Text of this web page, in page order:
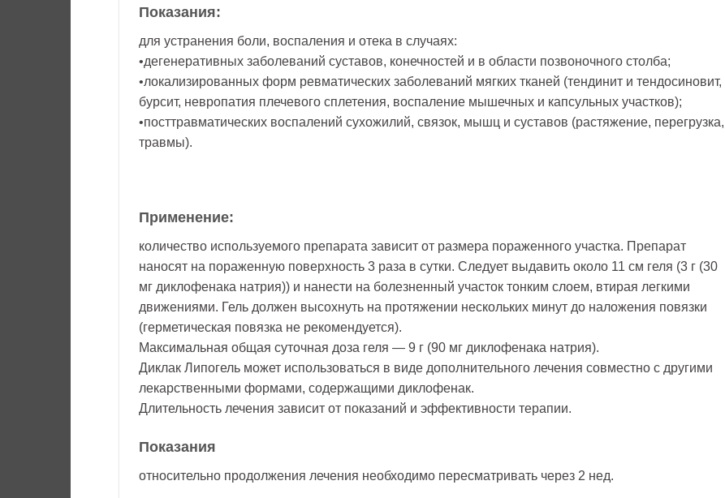
Показания:
для устранения боли, воспаления и отека в случаях:
•дегенеративных заболеваний суставов, конечностей и в области позвоночного столба;
•локализированных форм ревматических заболеваний мягких тканей (тендинит и тендосиновит,
бурсит, невропатия плечевого сплетения, воспаление мышечных и капсульных участков);
•посттравматических воспалений сухожилий, связок, мышц и суставов (растяжение, перегрузка,
травмы).
Применение:
количество используемого препарата зависит от размера пораженного участка. Препарат
наносят на пораженную поверхность 3 раза в сутки. Следует выдавить около 11 см геля (3 г (30
мг диклофенака натрия)) и нанести на болезненный участок тонким слоем, втирая легкими
движениями. Гель должен высохнуть на протяжении нескольких минут до наложения повязки
(герметическая повязка не рекомендуется).
Максимальная общая суточная доза геля — 9 г (90 мг диклофенака натрия).
Диклак Липогель может использоваться в виде дополнительного лечения совместно с другими
лекарственными формами, содержащими диклофенак.
Длительность лечения зависит от показаний и эффективности терапии.
Показания
относительно продолжения лечения необходимо пересматривать через 2 нед.